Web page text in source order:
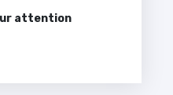
attention